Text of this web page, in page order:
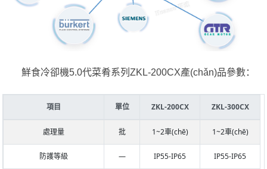
鮮食冷卻機5.0代菜肴系列ZKL-200CX產(chǎn)品參數：
項目 單位 ZKL-200CX ZKL-300CX
處理量 批 1~2車(chē) 1~2車(chē)
防護等級 ― IP55-IP65 IP55-IP65